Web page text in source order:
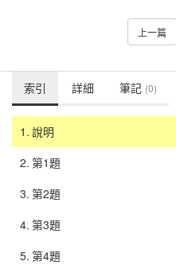
上一篇
索引 詳細 筆記 (0)
1. 說明
2. 第1題
3. 第2題
4. 第3題
5. 第4題